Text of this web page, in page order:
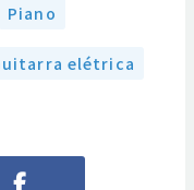
Piano
elétrica